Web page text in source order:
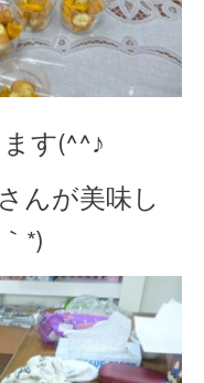
す(^^♪
んが美味し
*)